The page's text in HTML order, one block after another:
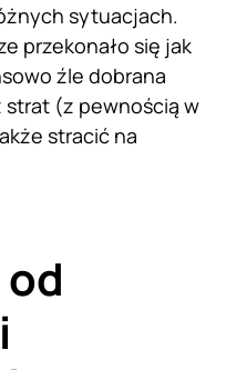
sytuacjach.
przekonało się jak
źle dobrana
strat (z pewnością w
stracić na